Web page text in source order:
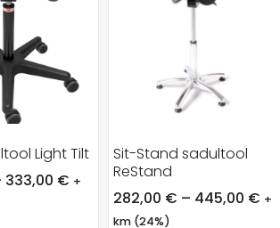
Light Tilt
333,00 € +
Sit-Stand sadultool
ReStand
282,00 € – 445,00 € +
km (24%)